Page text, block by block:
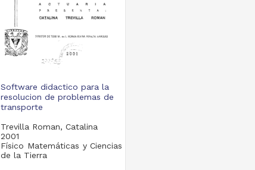
Software didactico para la
resolucion de problemas de
transporte
Trevilla Roman, Catalina
2001
Físico Matemáticas y Ciencias
de la Tierra